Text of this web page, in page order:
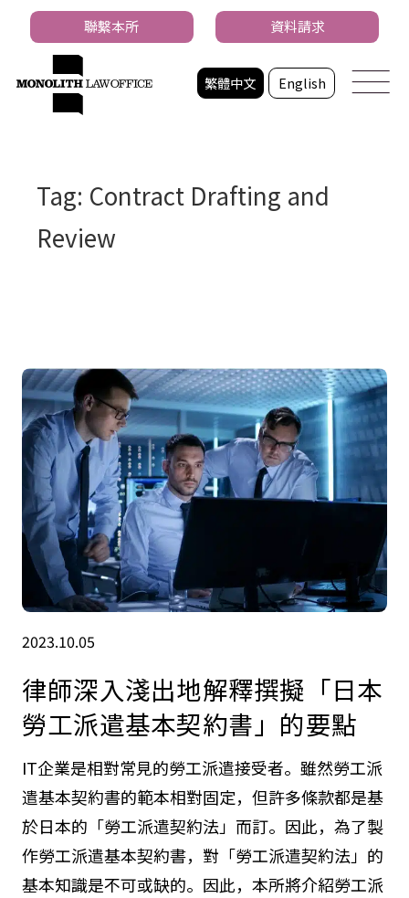
繁體中文 English
聯繫本所 資料請求
Tag: Contract Drafting and
Review
2023.10.05
律師深入淺出地解釋撰擬「日本
勞工派遣基本契約書」的要點
IT企業是相對常見的勞工派遣接受者。雖然勞工派
遣基本契約書的範本相對固定，但許多條款都是基
於日本的「勞工派遣契約法」而訂。因此，為了製
作勞工派遣基本契約書，對「勞工派遣契約法」的
基本知識是不可或缺的。因此，本所將介紹勞工派